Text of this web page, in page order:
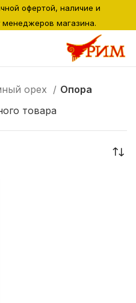
орех
Опора
товара
офертой, наличие и
менеджеров магазина.